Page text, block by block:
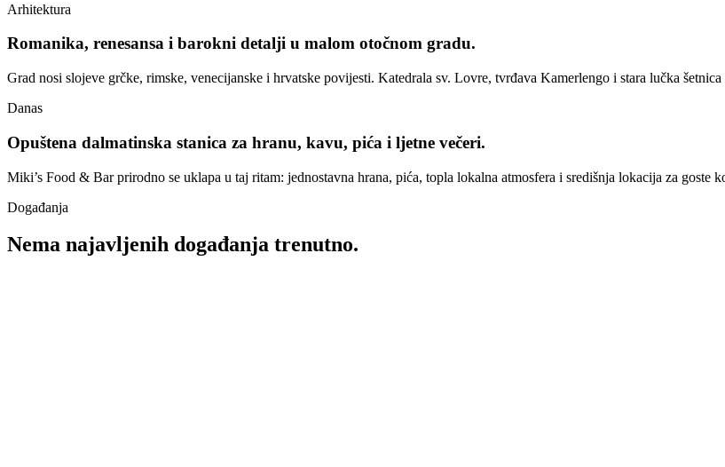
Arhitektura
Romanika, renesansa i barokni detalji u malom otočnom gradu.
Grad nosi slojeve grčke, rimske, venecijanske i hrvatske povijesti. Katedrala sv. Lovre, tvrđava Kamerlengo i stara lučka
Danas
Opuštena dalmatinska stanica za hranu, kavu, pića i ljetne večeri.
Miki’s Food & Bar prirodno se uklapa u taj ritam: jednostavna hrana, pića, topla lokalna atmosfera i središnja lokacija za goste
Događanja
Nema najavljenih događanja trenutno.